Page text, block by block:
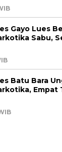
Gayo Lues
Sabu,
Batu Bara
Empat